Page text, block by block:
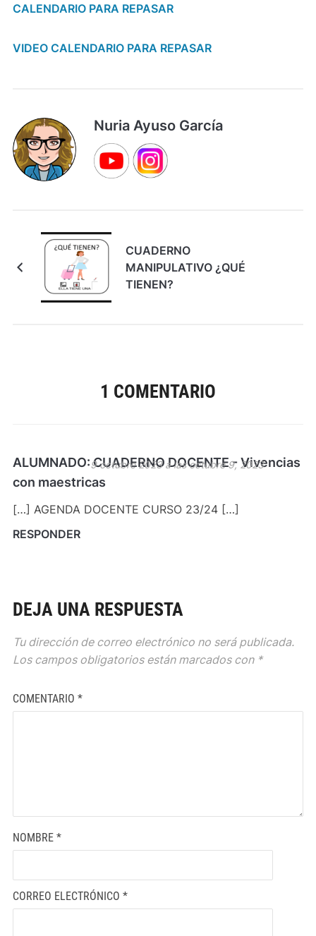
CALENDARIO PARA REPASAR
VIDEO CALENDARIO PARA REPASAR
Nuria Ayuso García
CUADERNO
MANIPULATIVO ¿QUÉ
TIENEN?
1 COMENTARIO
ALUMNADO: CUADERNO DOCENTE - Vivencias
con maestricas
9 octubre 2023 a las octubre 9, 2023
[…] AGENDA DOCENTE CURSO 23/24 […]
RESPONDER
DEJA UNA RESPUESTA
Tu dirección de correo electrónico no será publicada.
Los campos obligatorios están marcados con *
COMENTARIO *
NOMBRE *
CORREO ELECTRÓNICO *